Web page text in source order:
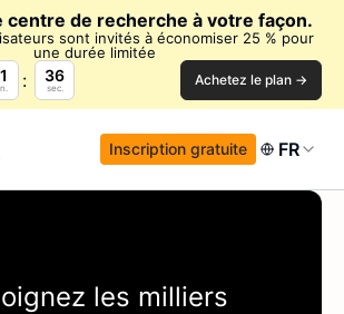
centre de recherche à votre façon.
sont invités à économiser 25 % pour
une durée limitée
36
sec. Achetez le plan →
Inscription gratuite FR
les milliers